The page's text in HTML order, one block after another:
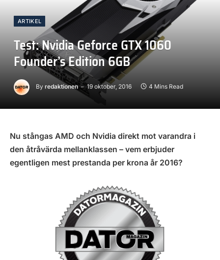
ARTIKEL
Test: Nvidia Geforce GTX 1060
Founder’s Edition 6GB
By redaktionen 19 oktober, 2016 4 Mins Read
Nu stångas AMD och Nvidia direkt mot varandra i
den åtråvärda mellanklassen – vem erbjuder
egentligen mest prestanda per krona år 2016?